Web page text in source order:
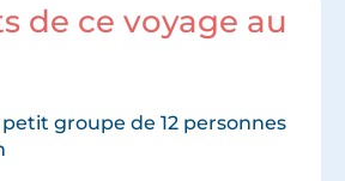
de ce voyage au
groupe de 12 personnes